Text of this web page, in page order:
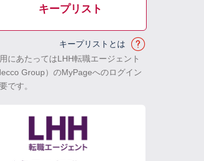
キープリスト
キープリストとは
にあたってはLHH転職エージェント
Group）のMyPageへのログイン
です。